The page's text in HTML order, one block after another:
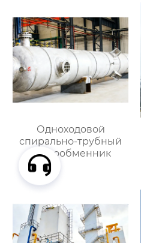
Одноходовой
спирально-трубный
теплообменник